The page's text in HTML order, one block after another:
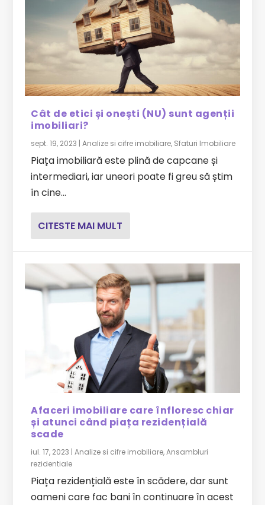
Cât de etici și onești (NU) sunt agenții
imobiliari?
sept. 19, 2023 |Analize si cifre imobiliare, Sfaturi Imobiliare
Piața imobiliară este plină de capcane și
intermediari, iar uneori poate fi greu să știm
în cine...
CITESTE MAI MULT
Afaceri imobiliare care înfloresc chiar
și atunci când piața rezidențială
scade
iul. 17, 2023 |Analize si cifre imobiliare,Ansambluri
rezidentiale
Piața rezidențială este în scădere, dar sunt
oameni care fac bani în continuare în acest